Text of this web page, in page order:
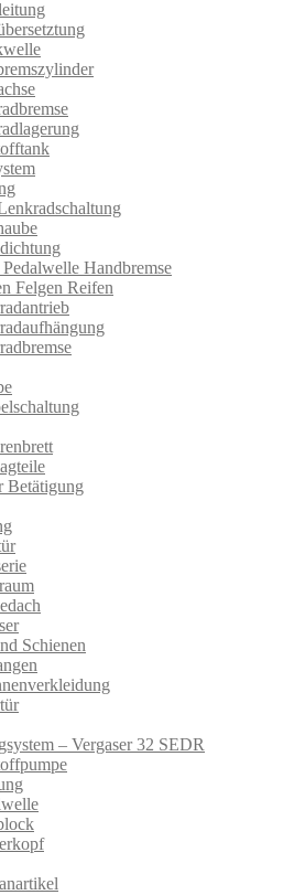
Pedalwelle Handbremse
Felgen Reifen
Betätigung
Schienen
– Vergaser 32 SEDR